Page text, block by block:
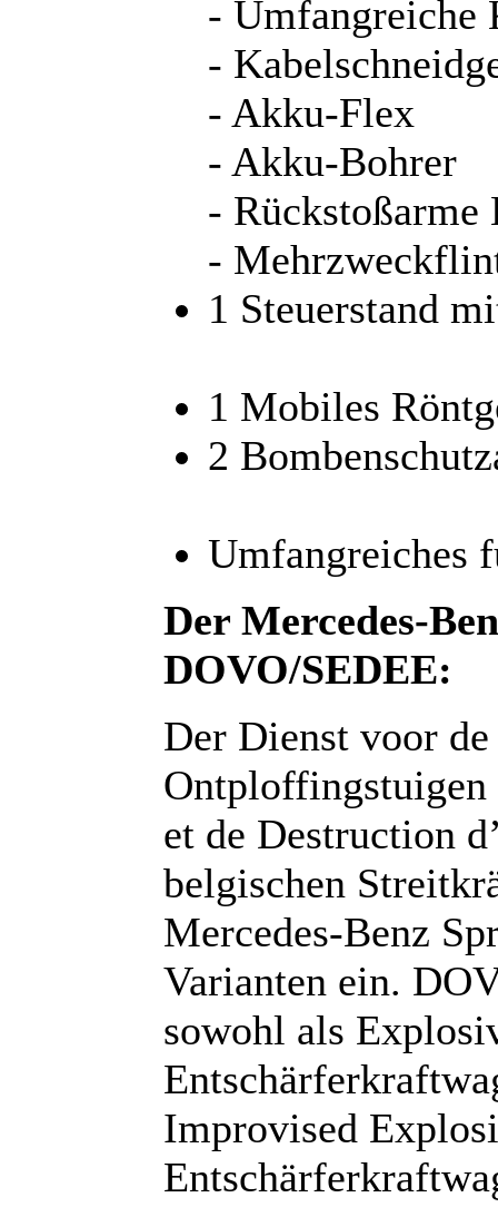
- Umfangreiche
-
- Akku-Flex
- Akku-Bohrer
- Rückstoßarme
-
1 Steuerstand
1 Mobiles
2
Umfangreiches
Der Mercedes-
DOVO/SEDEE:
Der Dienst voor
Ontploffingstuigen
et de Destruction
belgischen
Mercedes-Benz
Varianten ein.
sowohl als
Improvised